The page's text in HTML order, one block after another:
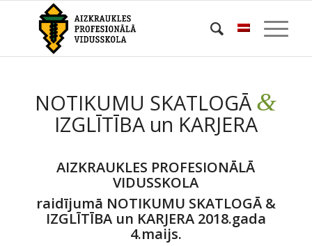
NOTIKUMU SKATLOGĀ &
IZGLĪTĪBA un KARJERA
AIZKRAUKLES PROFESIONĀLĀ
VIDUSSKOLA
raidījumā NOTIKUMU SKATLOGĀ &
IZGLĪTĪBA un KARJERA 2018.gada
4.maijs.